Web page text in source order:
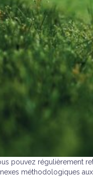
pouvez régulièrement
méthodologiques